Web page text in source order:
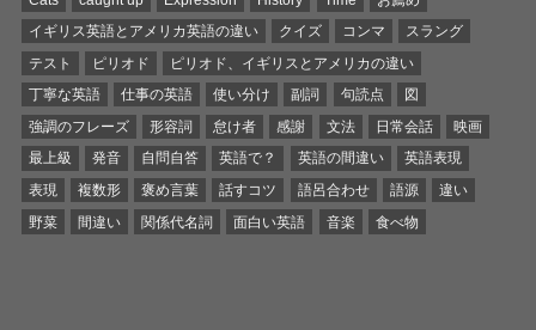
イギリス英語とアメリカ英語の違い
クイズ コンマ
スラング
テスト
ピリオド
ピリオド、イギリスとアメリカの違い
丁寧な英語
仕事の英語 使い分け 副詞 句読点
図
強調のフレーズ
形容詞 怠け者 感謝 文法 日常会話
映画
最上級
発音 自問自答 英語で？ 英語の間違い
英語表現
表現
複数形 褒め言葉 話すコツ 語呂合わせ 語源
違い
野菜
間違い 関係代名詞 面白い英語 音楽 食べ物